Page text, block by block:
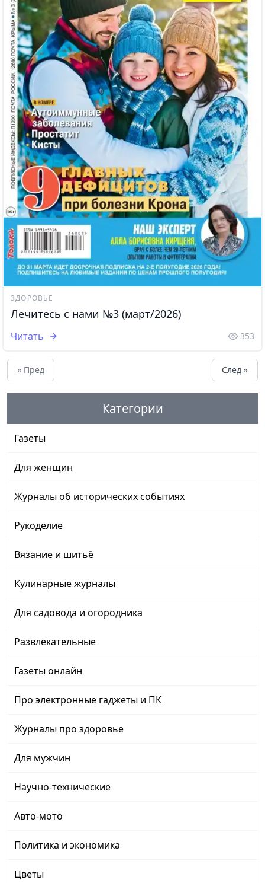
ЗДОРОВЬЕ
Лечитесь с нами №3 (март/2026)
Читать 353
« Пред След »
Категории
Газеты
Для женщин
Журналы об исторических событиях
Рукоделие
Вязание и шитьё
Кулинарные журналы
Для садовода и огородника
Развлекательные
Газеты онлайн
Про электронные гаджеты и ПК
Журналы про здоровье
Для мужчин
Научно-технические
Авто-мото
Политика и экономика
Цветы